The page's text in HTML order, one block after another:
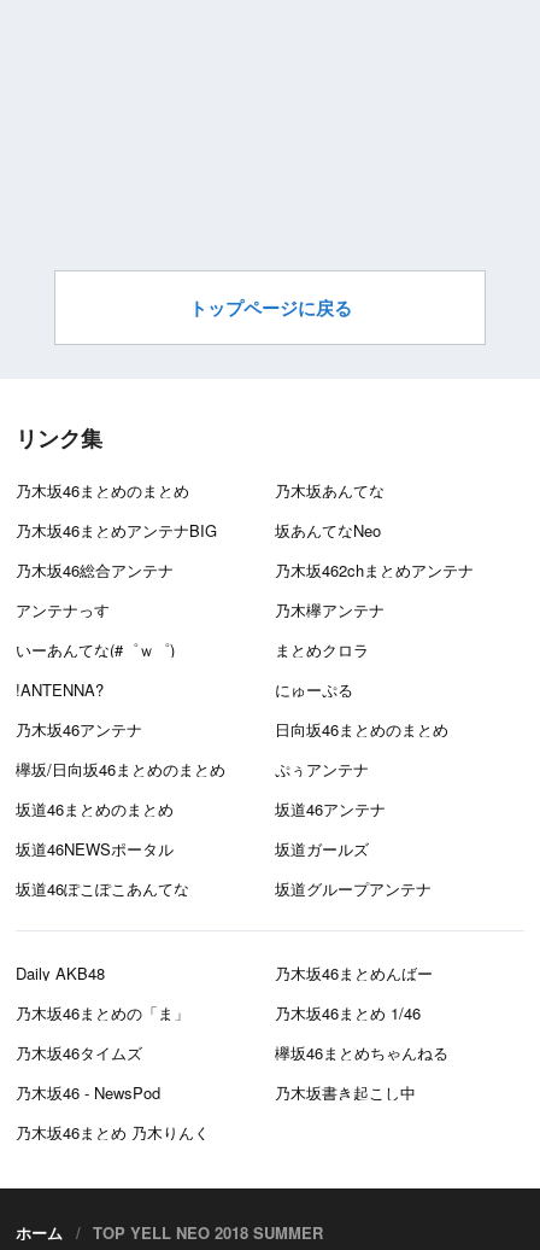
トップページに戻る
リンク集
乃木坂46まとめのまとめ
乃木坂あんてな
乃木坂46まとめアンテナBIG
坂あんてなNeo
乃木坂46総合アンテナ
乃木坂462chまとめアンテナ
アンテナっす
乃木欅アンテナ
いーあんてな(#゜ｗ゜)
まとめクロラ
!ANTENNA?
にゅーぷる
乃木坂46アンテナ
日向坂46まとめのまとめ
欅坂/日向坂46まとめのまとめ
ぷぅアンテナ
坂道46まとめのまとめ
坂道46アンテナ
坂道46NEWSポータル
坂道ガールズ
坂道46ぽこぽこあんてな
坂道グループアンテナ
Daily AKB48
乃木坂46まとめんばー
乃木坂46まとめの「ま」
乃木坂46まとめ 1/46
乃木坂46タイムズ
欅坂46まとめちゃんねる
乃木坂46 - NewsPod
乃木坂書き起こし中
乃木坂46まとめ 乃木りんく
ホーム TOP YELL NEO 2018 SUMMER